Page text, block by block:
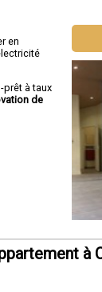
en
prêt à taux
de
à